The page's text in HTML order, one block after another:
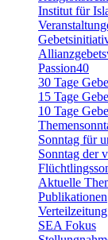
Institut für
Passion40
30 Tage
15 Tage
10 Tage
Sonntag für
Sonntag der
Aktuelle
Publikationen
SEA Fokus